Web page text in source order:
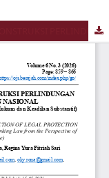
ANALISIS YURIDIS, ONTOLOGIS, DAN REKONSTRUKSI PERLINDUNGAN HUKUM DALAM SISTEM PERBANKAN NASIONAL (Kajian Hukum Perbankan Syariah dalam Perspektif Kepastian Hukum dan Keadilan Substantif)